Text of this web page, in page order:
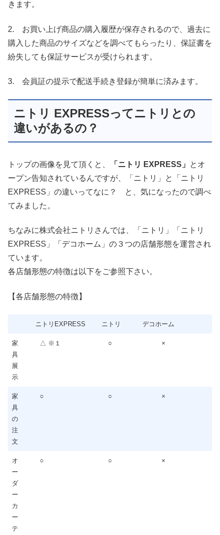
きます。
2. お買い上げ商品の購入履歴が保存されるので、過去に
購入した商品のサイズなどを調べてもらったり、保証書を
紛失しても保証サービスが受けられます。
3. 会員証の提示で配送手続き登録が簡単に済みます。
ニトリ EXPRESSってニトリとの
違いがあるの？
トップの画像を見て頂くと、 「ニトリ EXPRESS」
とオ
ープン告知されているんですが、「ニトリ」と「ニトリ
EXPRESS」の違いってなに？ と、気になったので調べ
てみました。
ちなみに株式会社ニトリさんでは、「ニトリ」「ニトリ
EXPRESS」「デコホーム」の３つの店舗形態を運営され
ています。
各店舗形態の特徴は以下をご参照下さい。
【各店舗形態の特徴】
ニトリEXPRESS ニトリ デコホーム
家
具
展
示
△ ※１ ○ ×
家
具
の
注
文
○ ○ ×
オ
ー
ダ
ー
カ
ー
テ
○ ○ ×